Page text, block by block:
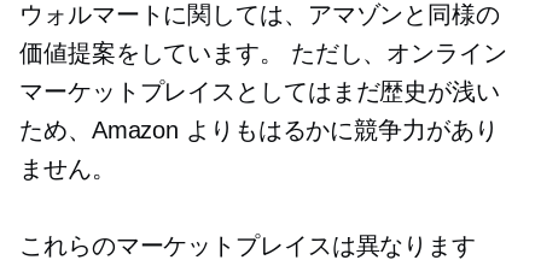
ウォルマートに関しては、アマゾンと同様の
価値提案をしています。 ただし、オンライン
マーケットプレイスとしてはまだ歴史が浅い
ため、Amazon よりもはるかに競争力があり
ません。
これらのマーケットプレイスは異なります